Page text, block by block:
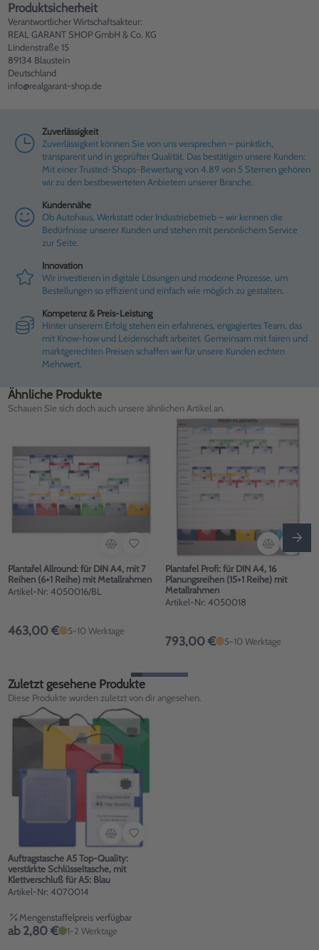
Produktsicherheit
Verantwortlicher Wirtschaftsakteur:
REAL GARANT SHOP GmbH & Co. KG
Lindenstraße 15
89134 Blaustein
Deutschland
info@realgarant-shop.de
Zuverlässigkeit
Zuverlässigkeit können Sie von uns versprechen – pünktlich,
transparent und in geprüfter Qualität. Das bestätigen unsere Kunden:
Mit einer Trusted-Shops-Bewertung von 4.89 von 5 Sternen gehören
wir zu den bestbewerteten Anbietern unserer Branche.
Kundennähe
Ob Autohaus, Werkstatt oder Industriebetrieb – wir kennen die
Bedürfnisse unserer Kunden und stehen mit persönlichem Service
zur Seite.
Innovation
Wir investieren in digitale Lösungen und moderne Prozesse, um
Bestellungen so effizient und einfach wie möglich zu gestalten.
Kompetenz & Preis-Leistung
Hinter unserem Erfolg stehen ein erfahrenes, engagiertes Team, das
mit Know-how und Leidenschaft arbeitet. Gemeinsam mit fairen und
marktgerechten Preisen schaffen wir für unsere Kunden echten
Mehrwert.
Ähnliche Produkte
Schauen Sie sich doch auch unsere ähnlichen Artikel an.
Plantafel Allround: für DIN A4, mit 7
Reihen (6+1 Reihe) mit Metallrahmen
Artikel-Nr: 4050016/BL
463,00 € 5-10 Werktage
Plantafel Profi: für DIN A4, 16
Planungsreihen (15+1 Reihe) mit
Metallrahmen
Artikel-Nr: 4050018
793,00 € 5-10 Werktage
Zuletzt gesehene Produkte
Diese Produkte wurden zuletzt von dir angesehen.
Auftragstasche A5 Top-Quality:
verstärkte Schlüsseltasche, mit
Klettverschluß für A5: Blau
Artikel-Nr: 4070014
Mengenstaffelpreis verfügbar
ab 2,80 € 1-2 Werktage